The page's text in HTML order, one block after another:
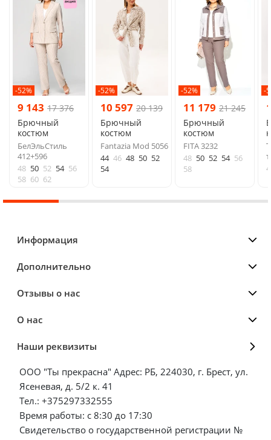
-52%
9 143 17 376
Брючный
костюм
БелЭльСтиль
412+596
48 50 52 54 56
58 60 62
-52%
10 597 20 139
Брючный
костюм
Fantazia Mod 5056
44 46 48 50 52
54
-52%
11 179 21 245
Брючный
костюм
FITA 3232
48 50 52 54 56
58
-
Информация
Дополнительно
Отзывы о нас
О нас
Наши реквизиты
ООО "Ты прекрасна" Адрес: РБ, 224030, г. Брест, ул.
Ясеневая, д. 5/2 к. 41
Тел.: +375297332555
Время работы: с 8:30 до 17:30
Свидетельство о государственной регистрации №